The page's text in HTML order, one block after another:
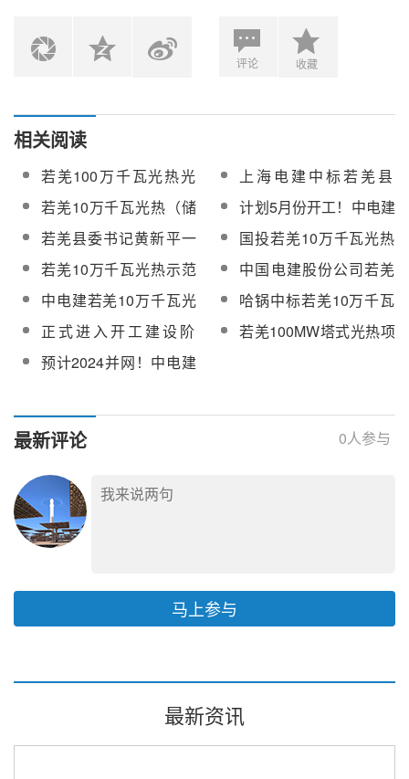
评论 收藏
相关阅读
若羌100万千瓦光热光
伏示范项目计划2月底复
工
上海电建中标若羌县
100万千瓦光热光伏示
范项目工程
若羌10万千瓦光热（储
能）+90万千瓦光伏示
范项目主体正式开工
计划5月份开工！中电建
新能源若羌100MW塔式
光热项目EPC招标
若羌县委书记黄新平一
行到若羌县10万千瓦光
热（储能）+90万千瓦
光伏示范项目调研
国投若羌10万千瓦光热
项目总体设计报告顺利
通过审查
若羌10万千瓦光热示范
项目蒸汽发生系统及附
属加热设备竞谈采购
中国电建股份公司若羌
10万千瓦光热项目吸热
器竞谈采购
中电建若羌10万千瓦光
热（储能）EPC项目开
工
哈锅中标若羌10万千瓦
光热项目吸热器、蒸汽
发生系统及附属加热设
正式进入开工建设阶
段！若羌光热项目首罐
混凝土顺利完成浇筑
若羌100MW塔式光热项
预计2024并网！中电建
最新评论 0人参与
马上参与
最新资讯